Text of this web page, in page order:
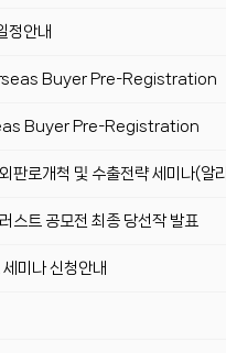
정안내
Buyer Pre-Registration
Buyer Pre-Registration
로개척 및 수출전략 세미나(알
스트 공모전 최종 당선작 발표
미나 신청안내